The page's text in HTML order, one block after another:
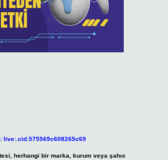
live:.cid.575569c608265c69
herhangi bir marka, kurum veya şahıs